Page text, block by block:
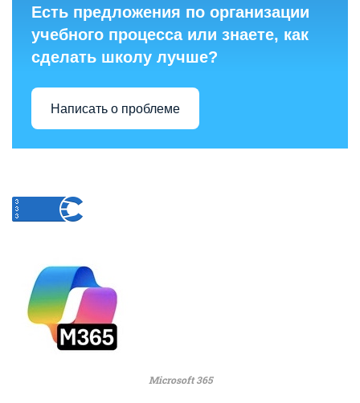
Есть предложения по организации
учебного процесса или знаете, как
сделать школу лучше?
Написать о проблеме
Microsoft 365